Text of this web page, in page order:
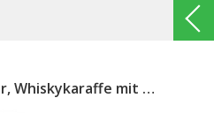
Executive Dekanter, Whiskykaraffe mit Gravur, Whiskyflasche gravieren